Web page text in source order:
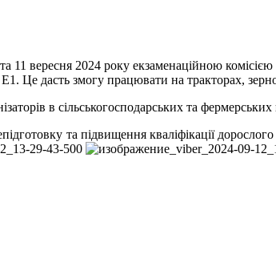
вересня 2024 року екзаменаційною комісією
Це дасть змогу працювати на тракторах,
в сільськогосподарських та фермерських
та підвищення кваліфікації